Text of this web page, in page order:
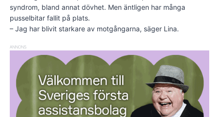
syndrom, bland annat dövhet. Men äntligen har många
pusselbitar fallit på plats.
– Jag har blivit starkare av motgångarna, säger Lina.
ANNONS